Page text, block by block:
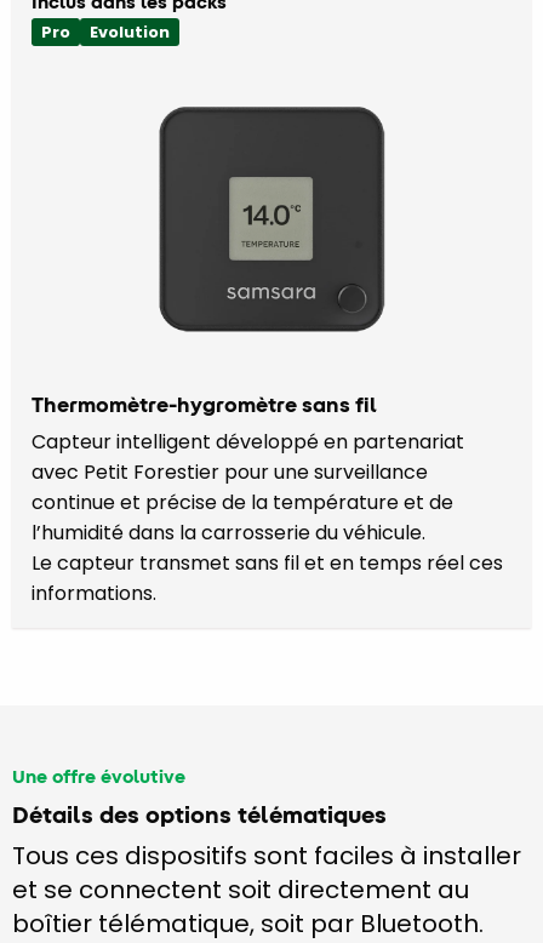
Pro Evolution
Thermomètre-hygromètre sans fil
Capteur intelligent développé en partenariat
avec Petit Forestier pour une surveillance
continue et précise de la température et de
l’humidité dans la carrosserie du véhicule.
Le capteur transmet sans fil et en temps réel ces
informations.
Une offre évolutive
Détails des options télématiques
Tous ces dispositifs sont faciles à installer
et se connectent soit directement au
boîtier télématique, soit par Bluetooth.